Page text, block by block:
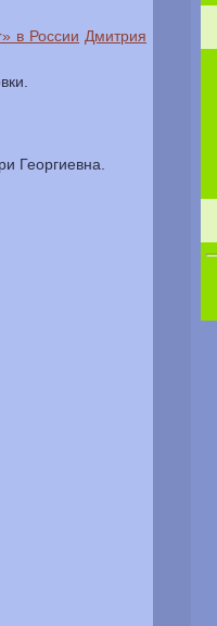
в России Дмитрия
Георгиевна.